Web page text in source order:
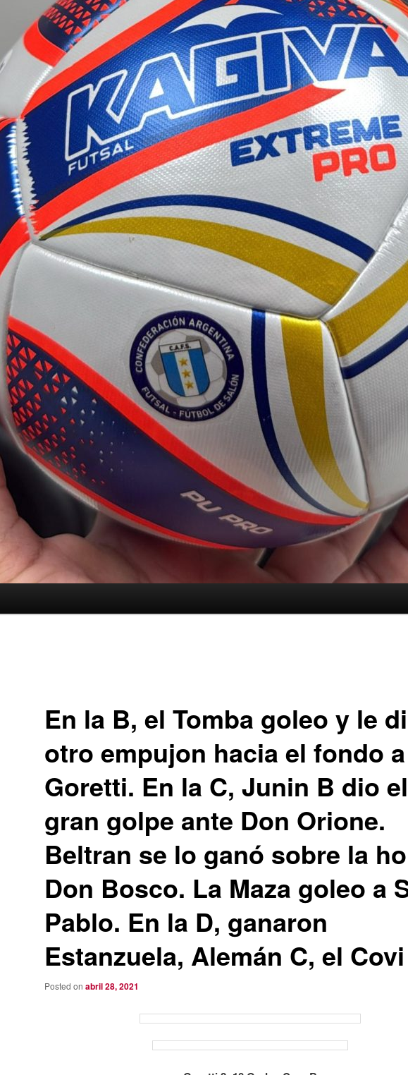
En la B, el Tomba goleo y le
otro empujon hacia el fondo a
Goretti. En la C, Junin B dio el
gran golpe ante Don Orione.
Beltran se lo ganó sobre la
Don Bosco. La Maza goleo a
Pablo. En la D, ganaron
Estanzuela, Alemán C, el Covi
Posted on abril 28, 2021